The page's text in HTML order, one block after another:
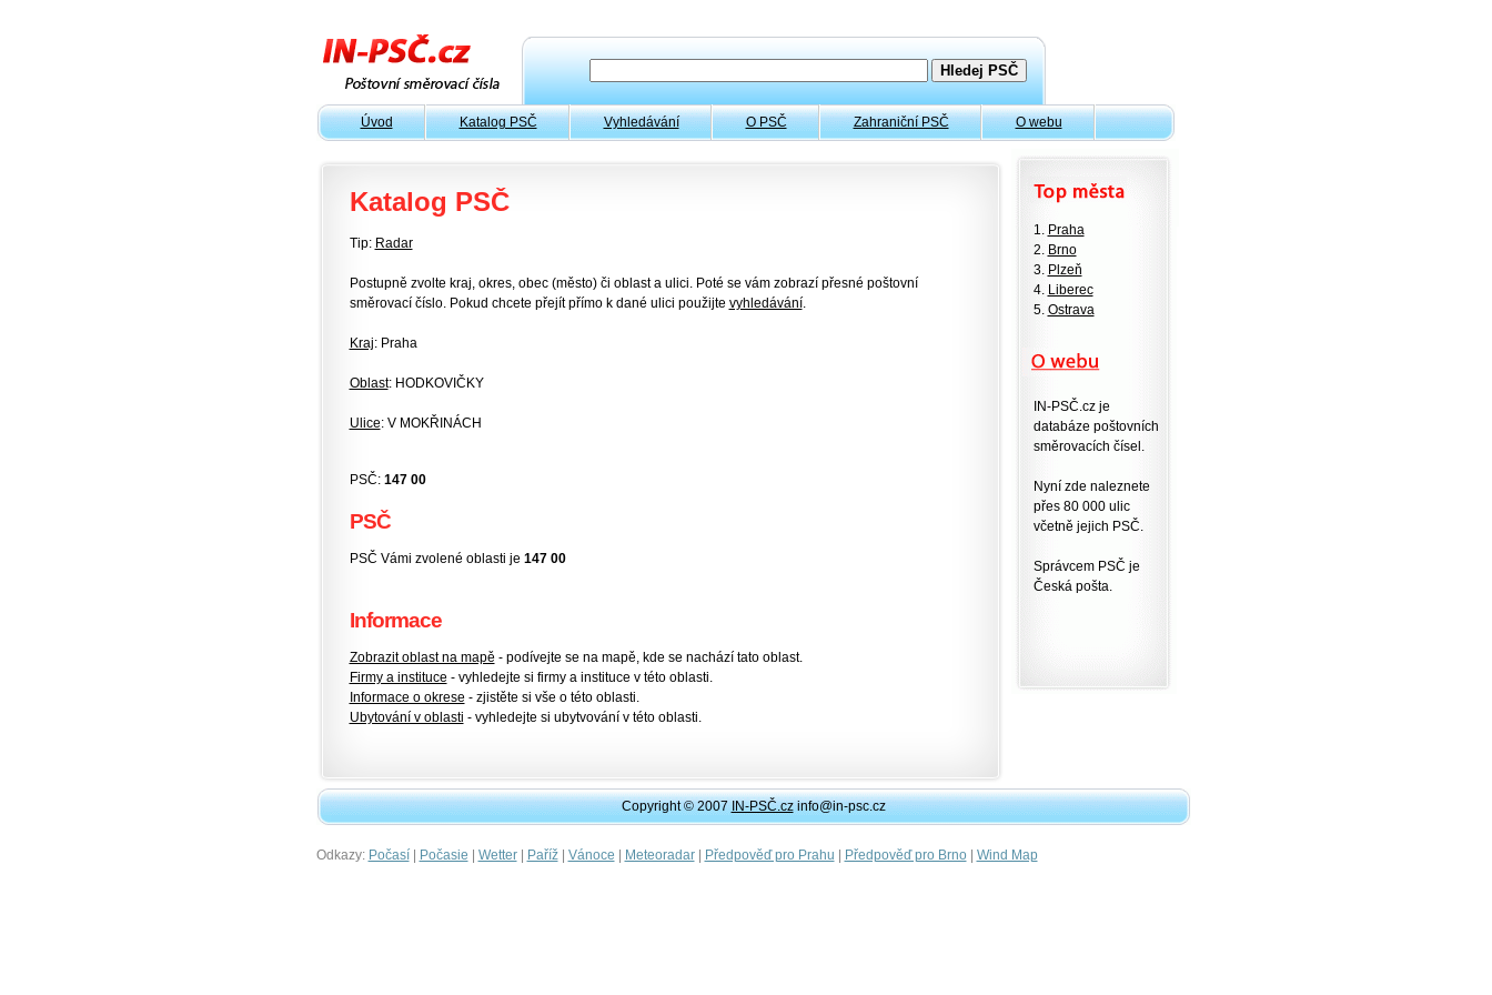
Úvod Katalog PSČ Vyhledávání O PSČ Zahraniční PSČ O webu
Katalog PSČ
Tip: Radar
Postupně zvolte kraj, okres, obec (město) či oblast a ulici. Poté se vám zobrazí přesné poštovní
směrovací číslo. Pokud chcete přejít přímo k dané ulici použijte vyhledávání.
Kraj: Praha
Oblast: HODKOVIČKY
Ulice: V MOKŘINÁCH
PSČ: 147 00
PSČ
PSČ Vámi zvolené oblasti je 147 00
Informace
Zobrazit oblast na mapě - podívejte se na mapě, kde se nachází tato oblast.
Firmy a instituce - vyhledejte si firmy a instituce v této oblasti.
Informace o okrese - zjistěte si vše o této oblasti.
Ubytování v oblasti - vyhledejte si ubytvování v této oblasti.
1. Praha
2. Brno
3. Plzeň
4. Liberec
5. Ostrava
IN-PSČ.cz je
databáze poštovních
směrovacích čísel.
Nyní zde naleznete
přes 80 000 ulic
včetně jejich PSČ.
Správcem PSČ je
Česká pošta.
Copyright © 2007IN-PSČ.czinfo@in-psc.cz
Odkazy: Počasí| Počasie | Wetter| Paříž| Vánoce | Meteoradar| Předpověď pro Prahu | Předpověď pro Brno| Wind Map